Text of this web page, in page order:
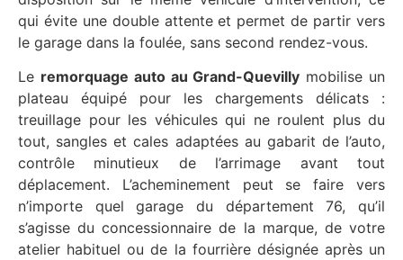
qui évite une double attente et permet de partir vers
le garage dans la foulée, sans second rendez-vous.
Le remorquage auto au Grand-Quevilly mobilise un
plateau équipé pour les chargements délicats :
treuillage pour les véhicules qui ne roulent plus du
tout, sangles et cales adaptées au gabarit de l’auto,
contrôle minutieux de l’arrimage avant tout
déplacement. L’acheminement peut se faire vers
n’importe quel garage du département 76, qu’il
s’agisse du concessionnaire de la marque, de votre
atelier habituel ou de la fourrière désignée après un